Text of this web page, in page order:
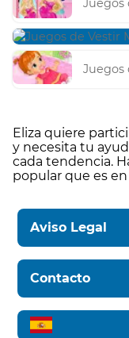
Juegos
Juegos
Eliza quiere
y necesita tu
cada tendencia.
popular que es
Aviso Legal
Contacto